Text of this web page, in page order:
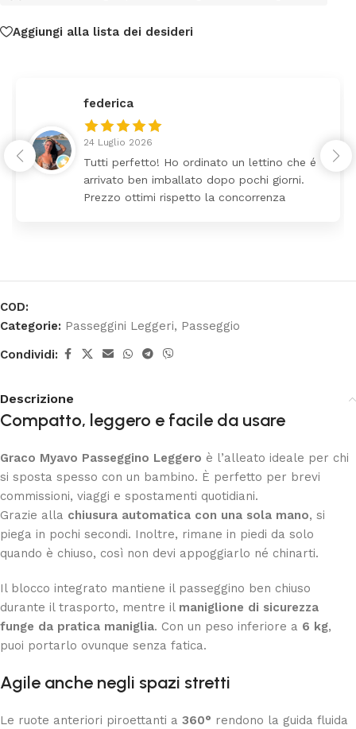
Aggiungi alla lista dei desideri
federica
24 Luglio 2026
Tutti perfetto! Ho ordinato un lettino che é
arrivato ben imballato dopo pochi giorni.
Prezzo ottimi rispetto la concorrenza
COD:
Categorie: Passeggini Leggeri, Passeggio
Condividi:
Descrizione
Compatto, leggero e facile da usare
Graco Myavo Passeggino Leggero è l’alleato ideale per chi
si sposta spesso con un bambino. È perfetto per brevi
commissioni, viaggi e spostamenti quotidiani.
Grazie alla chiusura automatica con una sola mano, si
piega in pochi secondi. Inoltre, rimane in piedi da solo
quando è chiuso, così non devi appoggiarlo né chinarti.
Il blocco integrato mantiene il passeggino ben chiuso
durante il trasporto, mentre il maniglione di sicurezza
funge da pratica maniglia. Con un peso inferiore a 6 kg,
puoi portarlo ovunque senza fatica.
Agile anche negli spazi stretti
Le ruote anteriori piroettanti a 360° rendono la guida fluida